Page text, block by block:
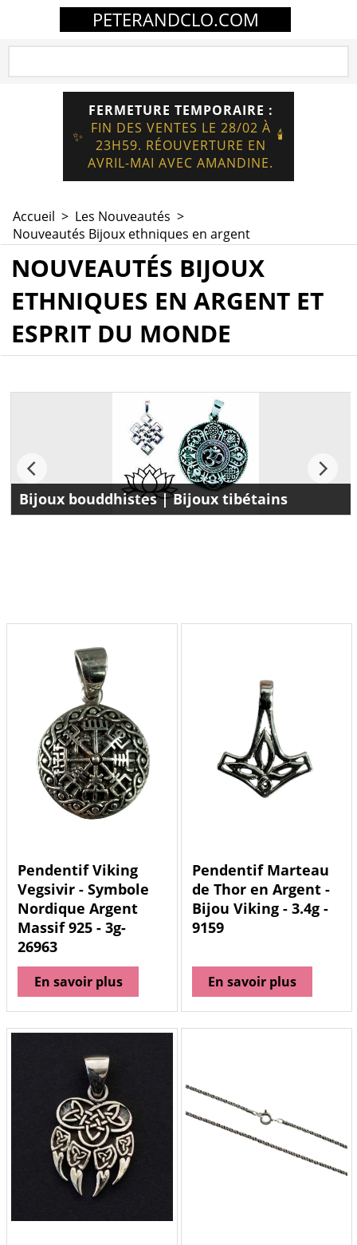
PETERANDCLO.COM
✨
FERMETURE TEMPORAIRE :
FIN DES VENTES LE 28/02 À
23H59. RÉOUVERTURE EN
AVRIL-MAI AVEC AMANDINE.
🕯️
Accueil > Les Nouveautés >
Nouveautés Bijoux ethniques en argent
NOUVEAUTÉS BIJOUX
ETHNIQUES EN ARGENT ET
ESPRIT DU MONDE
Bijoux bouddhistes | Bijoux tibétains
Découvrez les plus belles collections de productions
Pendentif Viking
Vegsivir - Symbole
Nordique Argent
Massif 925 - 3g-
26963
En savoir plus
Pendentif Marteau
de Thor en Argent -
Bijou Viking - 3.4g -
9159
En savoir plus